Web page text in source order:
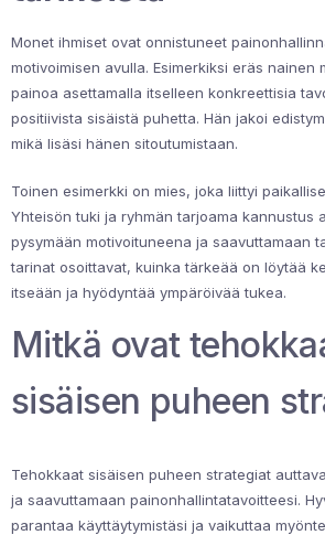
Monet ihmiset ovat onnistuneet
motivoimisen avulla. Esimerkiksi eräs nainen
painoa asettamalla itselleen konkreettisia
positiivista sisäistä puhetta. Hän jakoi
mikä lisäsi hänen sitoutumistaan.
Toinen esimerkki on mies, joka liittyi
Yhteisön tuki ja ryhmän tarjoama kannustus
pysymään motivoituneena ja saavuttamaan
tarinat osoittavat, kuinka tärkeää on löytää
itseään ja hyödyntää ympäröivää tukea.
Mitkä ovat
sisäisen puheen
Tehokkaat sisäisen puheen strategiat
ja saavuttamaan painonhallintatavoitteesi.
parantaa käyttäytymistäsi ja vaikuttaa